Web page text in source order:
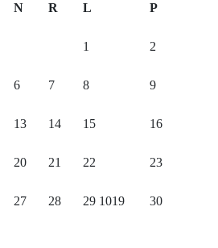
N R L P
1 2
6 7 8 9
13 14 15 16
20 21 22 23
27 28 29 1019 30